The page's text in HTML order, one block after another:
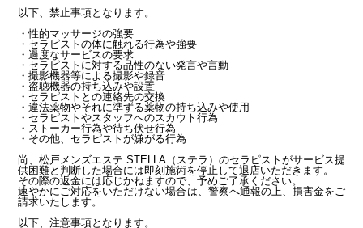
以下、禁止事項となります。
・性的マッサージの強要
・セラピストの体に触れる行為や強要
・過度なサービスの要求
・セラピストに対する品性のない発言や言動
・撮影機器等による撮影や録音
・盗聴機器の持ち込みや設置
・セラピストとの連絡先の交換
・違法薬物やそれに準ずる薬物の持ち込みや使用
・セラピストやスタッフへのスカウト行為
・ストーカー行為や待ち伏せ行為
・その他、セラピストが嫌がる行為
尚、松戸メンズエステ STELLA（ステラ）のセラピストがサービス提
供困難と判断した場合には即刻施術を停止して退店いただきます。
その際の返金には応じかねますので、予めご了承ください。
速やかにご対応をいただけない場合は、警察へ通報の上、損害金をご
請求いたします。
以下、注意事項となります。